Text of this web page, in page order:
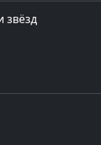
звёзд